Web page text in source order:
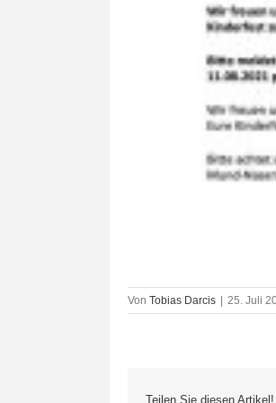
Von Tobias Darcis 25. Juli
Teilen Sie diesen Artikel!